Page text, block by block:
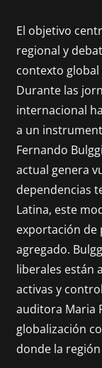
El objetivo
regional y
contexto
Durante las
internacional
a un
Fernando
actual genera
dependencias
Latina, este
exportación
agregado.
liberales están
activas y
auditora Maria
globalización
donde la